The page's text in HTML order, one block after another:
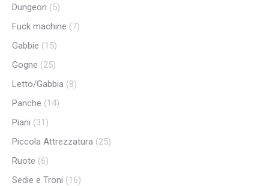
Dungeon (5)
Fuck machine (7)
Gabbie (15)
Gogne (25)
Letto/Gabbia (8)
Panche (14)
Piani (31)
Piccola Attrezzatura (25)
Ruote (6)
Sedie e Troni (16)